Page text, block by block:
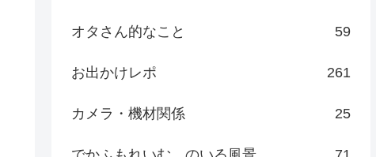
オタさん的なこと 59
お出かけレポ 261
カメラ・機材関係 25